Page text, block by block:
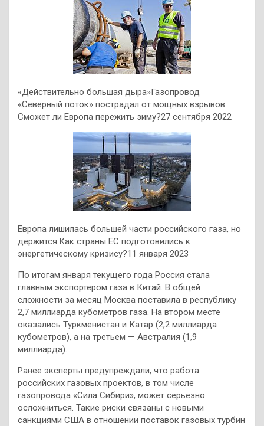
«Действительно большая дыра»Газопровод
«Северный поток» пострадал от мощных взрывов.
Сможет ли Европа пережить зиму?27 сентября 2022
Европа лишилась большей части российского газа, но
держится.Как страны ЕС подготовились к
энергетическому кризису?11 января 2023
По итогам января текущего года Россия стала
главным экспортером газа в Китай. В общей
сложности за месяц Москва поставила в республику
2,7 миллиарда кубометров газа. На втором месте
оказались Туркменистан и Катар (2,2 миллиарда
кубометров), а на третьем — Австралия (1,9
миллиарда).
Ранее эксперты предупреждали, что работа
российских газовых проектов, в том числе
газопровода «Сила Сибири», может серьезно
осложниться. Такие риски связаны с новыми
санкциями США в отношении поставок газовых турбин